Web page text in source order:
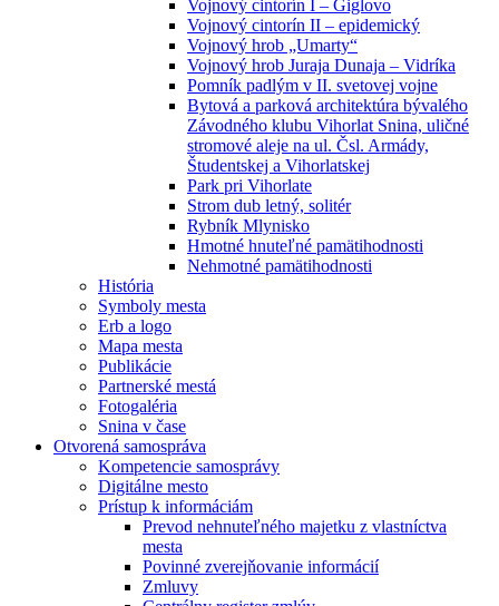
Vojnový cintorín I – Giglovo
Vojnový cintorín II – epidemický
Vojnový hrob „Umarty“
Vojnový hrob Juraja Dunaja – Vidríka
Pomník padlým v II. svetovej vojne
Bytová a parková architektúra bývalého
Závodného klubu Vihorlat Snina, uličné
stromové aleje na ul. Čsl. Armády,
Študentskej a Vihorlatskej
Park pri Vihorlate
Strom dub letný, solitér
Rybník Mlynisko
Hmotné hnuteľné pamätihodnosti
Nehmotné pamätihodnosti
História
Symboly mesta
Erb a logo
Mapa mesta
Publikácie
Partnerské mestá
Fotogaléria
Snina v čase
Otvorená samospráva
Kompetencie samosprávy
Digitálne mesto
Prístup k informáciám
Prevod nehnuteľného majetku z vlastníctva
mesta
Povinné zverejňovanie informácií
Zmluvy